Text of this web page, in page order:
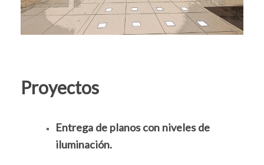
Proyectos
Entrega de planos con niveles de
iluminación.